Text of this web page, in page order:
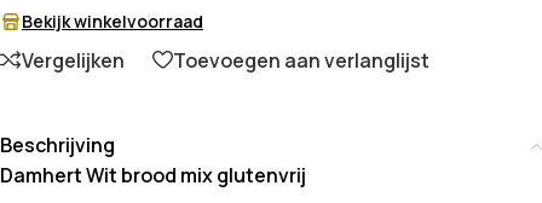
Bekijk winkelvoorraad
Vergelijken Toevoegen aan verlanglijst
Beschrijving
Damhert Wit brood mix glutenvrij